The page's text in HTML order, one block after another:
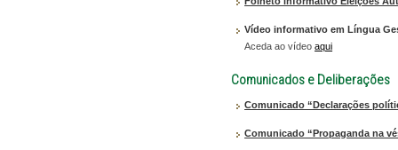
Vídeo informativo em Língua
Aceda ao vídeoaqui
Comunicados e Deliberações
Comunicado “Declarações
Comunicado “Propaganda na